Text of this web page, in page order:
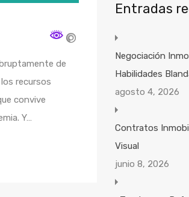
de
recursos
convive
Y…
Entradas
Negociación
Habilidades
agosto 4, 2026
Contratos
Visual
junio 8, 2026